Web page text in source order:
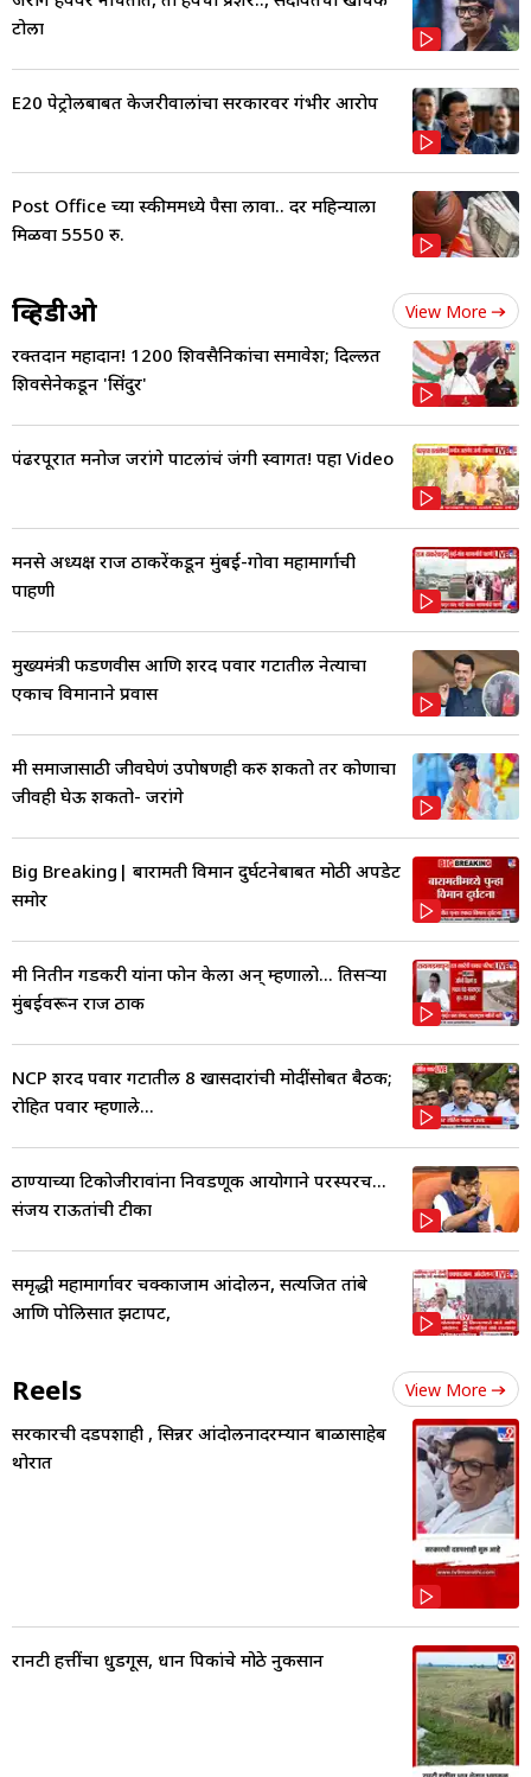
टोला
E20 पेट्रोलबाबत केजरीवालांचा सरकारवर गंभीर आरोप
Post Office च्या स्कीममध्ये पैसा लावा.. दर महिन्याला
मिळवा 5550 रु.
व्हिडीओ View More
रक्तदान महादान! 1200 शिवसैनिकांचा समावेश; दिल्लीत
शिवसेनेकडून 'सिंदुर'
पंढरपूरात मनोज जरांगे पाटलांचं जंगी स्वागत! पहा Video
मनसे अध्यक्ष राज ठाकरेंकडून मुंबई-गोवा महामार्गाची
पाहणी
मुख्यमंत्री फडणवीस आणि शरद पवार गटातील नेत्याचा
एकाच विमानाने प्रवास
मी समाजासाठी जीवघेणं उपोषणही करु शकतो तर कोणाचा
जीवही घेऊ शकतो- जरांगे
Big Breaking| बारामती विमान दुर्घटनेबाबत मोठी अपडेट
समोर
मी नितीन गडकरी यांना फोन केला अन् म्हणालो... तिसऱ्या
मुंबईवरून राज ठाक
NCP शरद पवार गटातील 8 खासदारांची मोदींसोबत बैठक;
रोहित पवार म्हणाले...
ठाण्याच्या टिकोजीरावांना निवडणूक आयोगाने परस्परच...
संजय राऊतांची टीका
समृद्धी महामार्गावर चक्काजाम आंदोलन, सत्यजित तांबे
आणि पोलिसात झटापट,
Reels View More
सरकारची दडपशाही , सिन्नर आंदोलनादरम्यान बाळासाहेब
थोरात
रानटी हत्तींचा धुडगूस, धान पिकांचे मोठे नुकसान